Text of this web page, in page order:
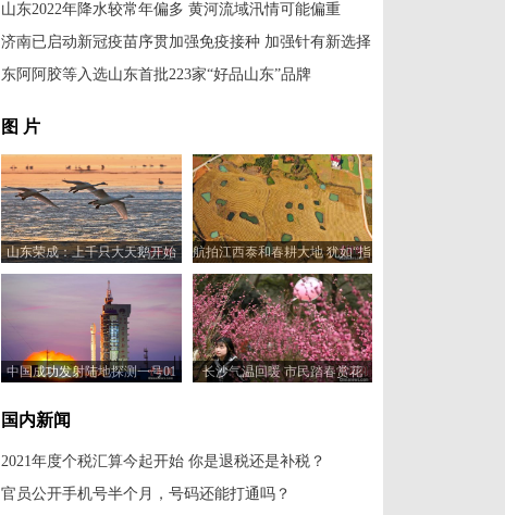
山东2022年降水较常年偏多 黄河流域汛情可能偏重
济南已启动新冠疫苗序贯加强免疫接种 加强针有新选择
东阿阿胶等入选山东首批223家“好品山东”品牌
图 片
山东荣成：上千只大天鹅开始
北迁
航拍江西泰和春耕大地 犹如“指
纹”蔚为壮观
中国成功发射陆地探测一号01
长沙气温回暖 市民踏春赏花
国内新闻
2021年度个税汇算今起开始 你是退税还是补税？
官员公开手机号半个月，号码还能打通吗？